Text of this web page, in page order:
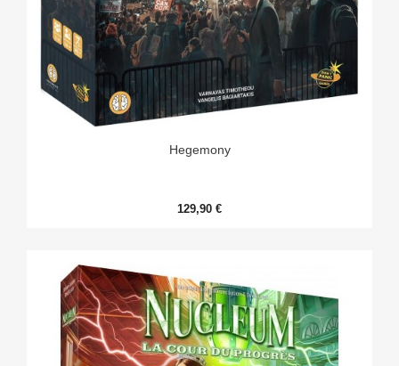
Hegemony
129,90 €